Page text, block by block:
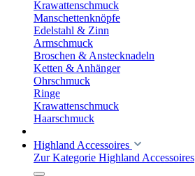
Krawattenschmuck
Manschettenknöpfe
Edelstahl & Zinn
Armschmuck
Broschen & Anstecknadeln
Ketten & Anhänger
Ohrschmuck
Ringe
Krawattenschmuck
Haarschmuck
Highland Accessoires
Zur Kategorie Highland Accessoires